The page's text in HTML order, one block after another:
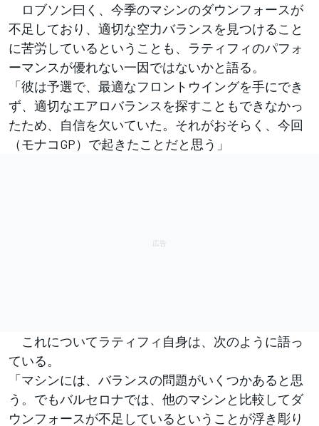
ロブソン曰く、今季のマシンのダウンフォースが
不足しており、適切な空力バランスを見つけること
に苦労しているということも、ラティフィのパフォ
ーマンスが優れない一因ではないかと語る。
「彼は予選で、最適なフロントウイングを手にでき
ず、適切なエアロバランスを探すこともできなかっ
たため、自信を欠いていた。それがおそらく、今回
（モナコGP）で起きたことだと思う」
これについてラティフィ自身は、次のように語っ
ている。
「マシンには、バランスの問題がいくつかあると思
う。でもバルセロナでは、他のマシンと比較してダ
ウンフォースが不足しているということが浮き彫り